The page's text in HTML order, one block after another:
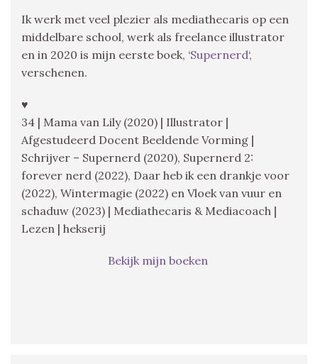
Ik werk met veel plezier als mediathecaris op een
middelbare school, werk als freelance illustrator
en in 2020 is mijn eerste boek, ‘Supernerd‘,
verschenen.
♥
34 | Mama van Lily (2020) | Illustrator |
Afgestudeerd Docent Beeldende Vorming |
Schrijver – Supernerd (2020), Supernerd 2:
forever nerd (2022), Daar heb ik een drankje voor
(2022), Wintermagie (2022) en Vloek van vuur en
schaduw (2023) | Mediathecaris & Mediacoach |
Lezen | hekserij
Bekijk mijn boeken